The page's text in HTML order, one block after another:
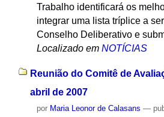
Trabalho identificará os
integrar uma lista tríplice a
Conselho Deliberativo e
Localizado em NOTÍCIAS
Reunião do Comitê de
abril de 2007
por Maria Leonor de Calasans —